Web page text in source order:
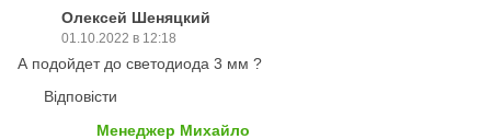
Олексей Шеняцкий
01.10.2022 в 12:18
А подойдет до светодиода 3 мм ?
Відповісти
Менеджер Михайло